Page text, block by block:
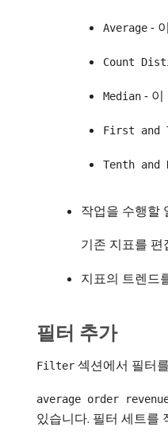
Average -
Count
Median - 이
First and
Tenth
작업을 수행할
기존 지표를 편
지표의 트렌드
필터 추가
Filter 섹션에서 필터
average order
있습니다. 필터 세트를